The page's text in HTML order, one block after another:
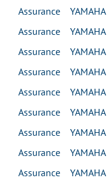
Assurance
Assurance
Assurance
Assurance
Assurance
Assurance
Assurance
Assurance
Assurance